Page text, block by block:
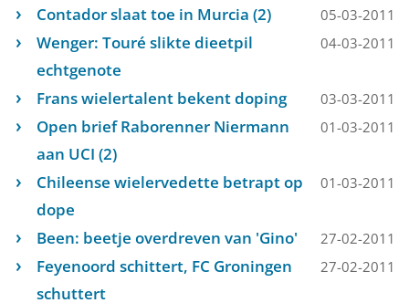
Contador slaat toe in Murcia (2) 05-03-2011
Wenger: Touré slikte dieetpil
echtgenote
04-03-2011
Frans wielertalent bekent doping 03-03-2011
Open brief Raborenner Niermann
aan UCI (2)
01-03-2011
Chileense wielervedette betrapt op
dope
01-03-2011
Been: beetje overdreven van 'Gino' 27-02-2011
Feyenoord schittert, FC Groningen
schuttert
27-02-2011